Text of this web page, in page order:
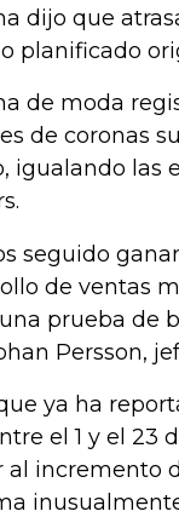
dijo que
planificado
de moda
de coronas
igualando las
seguido
de ventas
prueba de
Persson,
ya ha
el 1 y el 23
al incremento